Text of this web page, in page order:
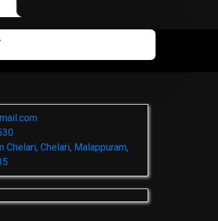
Chelari, Chelari, Malappuram,